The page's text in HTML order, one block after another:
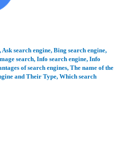
, Ask search engine, Bing search engine,
search, Info search engine, Info
of search engines, The name of the
and Their Type, Which search